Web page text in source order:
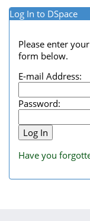
Log In to DSpace
Please enter
form below.
E-mail Address:
Password:
Have you